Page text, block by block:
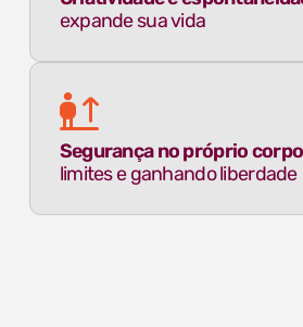
expande sua vida
Segurança no próprio corpo
limites e ganhando liberdade